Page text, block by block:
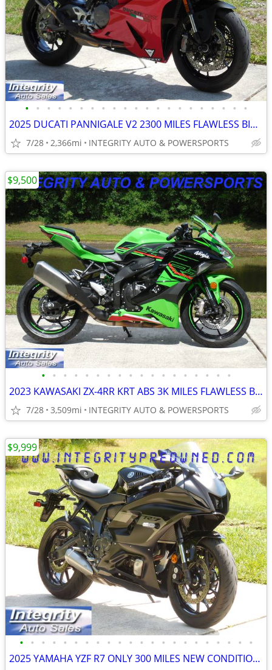
• • • • • • • • • • • • • • • • • • • • •
2025 DUCATI PANNIGALE V2 2300 MILES FLAWLESS BIKE NO BS DEALER FEES
7/28 2,366mi INTEGRITY AUTO & POWERSPORTS
• • • • • • • • • • • • • • • • • •
2023 KAWASAKI ZX-4RR KRT ABS 3K MILES FLAWLESS BIKE NO BS DEALER FEES!
7/28 3,509mi INTEGRITY AUTO & POWERSPORTS
$9,500
• • • • • • • • • • • • • • • • • • • • • •
2025 YAMAHA YZF R7 ONLY 300 MILES NEW CONDITION NO DEALER FEES
$9,999